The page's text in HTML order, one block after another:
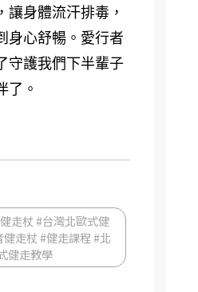
讓身體流汗排毒，
身心舒暢。愛行者
守護我們下半輩子
了。
走杖 #台灣北歐式健
走杖 #健走課程 #北
健走教學